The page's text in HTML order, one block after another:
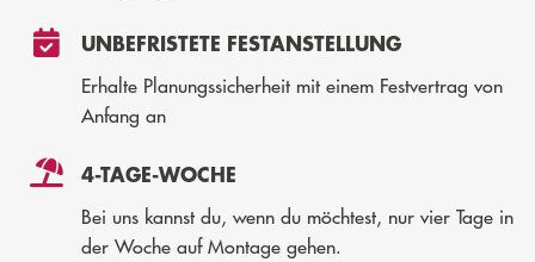
UNBEFRISTETE FESTANSTELLUNG
Erhalte Planungssicherheit mit einem Festvertrag von
Anfang an
4-TAGE-WOCHE
Bei uns kannst du, wenn du möchtest, nur vier Tage in
der Woche auf Montage gehen.